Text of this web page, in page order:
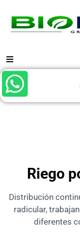
Riego
Distribución
radicular,
diferentes